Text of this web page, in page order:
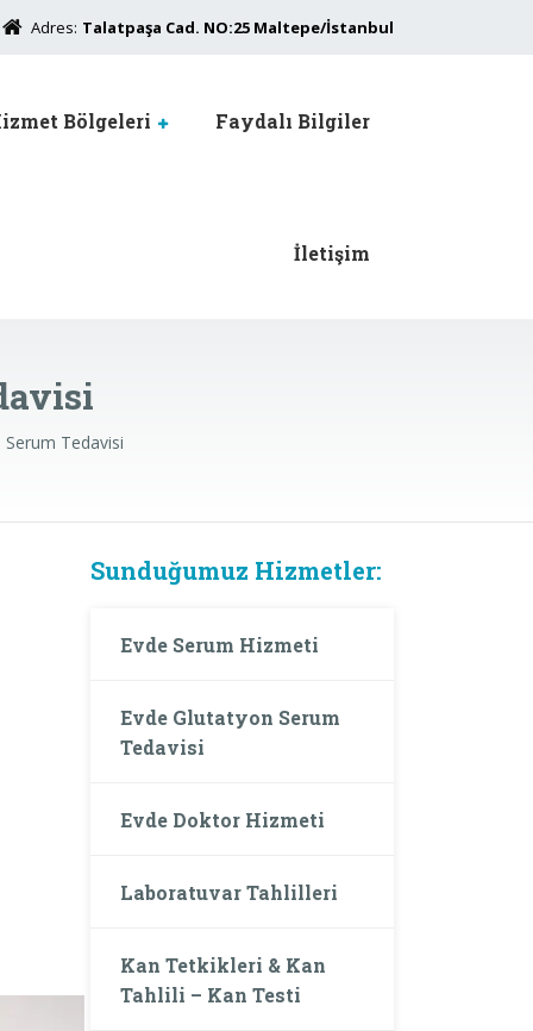
Adres: Talatpaşa Cad. NO:25 Maltepe/İstanbul
Bölgeleri Faydalı Bilgiler
İletişim
Serum Tedavisi
Sunduğumuz Hizmetler:
Evde Serum Hizmeti
Evde Glutatyon Serum
Tedavisi
Evde Doktor Hizmeti
Laboratuvar Tahlilleri
Kan Tetkikleri & Kan
Tahlili – Kan Testi